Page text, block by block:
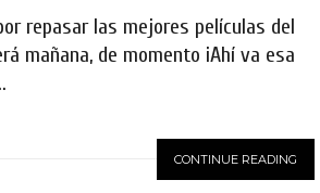
repasar las mejores películas del
mañana, de momento ¡Ahí va esa
CONTINUE READING